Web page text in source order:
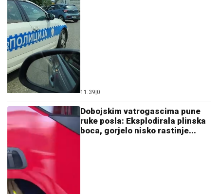
11:39 0
Dobojskim vatrogascima pune
ruke posla: Eksplodirala plinska
boca, gorjelo nisko rastinje...